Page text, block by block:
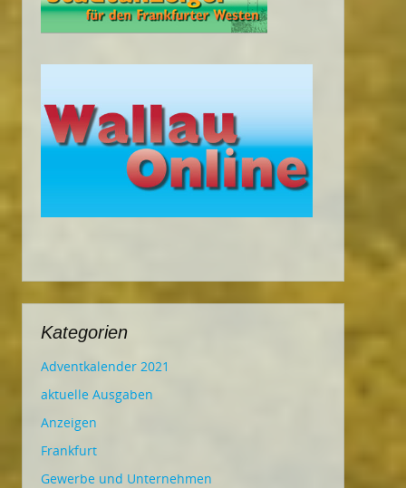
Kategorien
Adventkalender 2021
aktuelle Ausgaben
Anzeigen
Frankfurt
Gewerbe und Unternehmen